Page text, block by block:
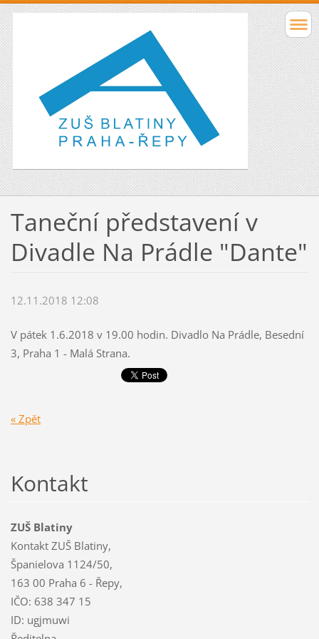
Taneční představení v
Divadle Na Prádle "Dante"
12.11.2018 12:08
V pátek 1.6.2018 v 19.00 hodin. Divadlo Na Prádle, Besední
3, Praha 1 - Malá Strana.
« Zpět
Kontakt
ZUŠ Blatiny
Kontakt ZUŠ Blatiny,
Španielova 1124/50,
163 00 Praha 6 - Řepy,
IČO: 638 347 15
ID: ugjmuwi